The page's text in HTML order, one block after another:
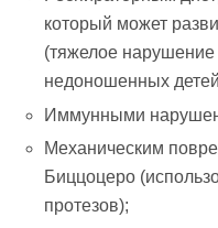
который может
(тяжелое
недоношенных
Иммунными
Механическим
Биццоцеро
протезов);